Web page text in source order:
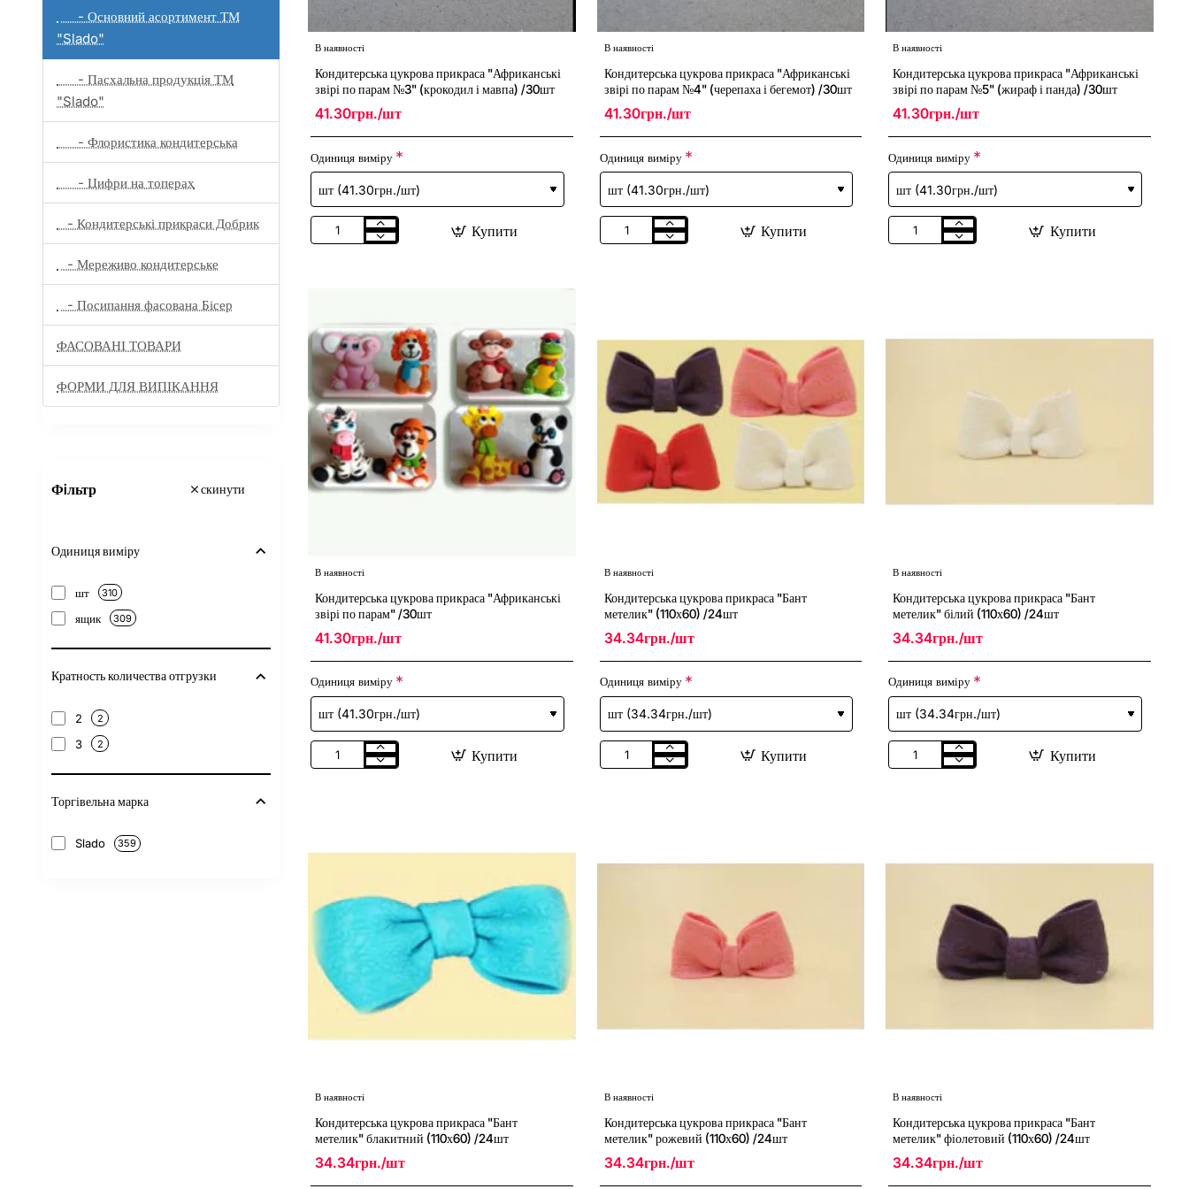
- Основний асортимент ТМ
"Slado"
- Пасхальна продукція ТМ
"Slado"
- Флористика кондитерська
- Цифри на топерах
- Кондитерські прикраси Добрик
- Мереживо кондитерське
- Посипання фасована Бісер
ФАСОВАНІ ТОВАРИ
ФОРМИ ДЛЯ ВИПІКАННЯ
Фiльтр скинути
Одиниця виміру
шт 310
ящик 309
Кратность количества отгрузки
2 2
3 2
Торгівельна марка
Slado 359
В наявності
Кондитерська цукрова прикраса "Африканські
звірі по парам №3" (крокодил і мавпа) /30шт
41.30грн./шт
Одиниця виміру
Кондитерська
№3"
(крокодил
мавпа)
/30шт
Купити
В наявності
Кондитерська цукрова прикраса "Африканські
звірі по парам №4" (черепаха і бегемот) /30шт
41.30грн./шт
Одиниця виміру
Кондитерська
(черепаха
бегемот)
/30шт
Купити
В наявності
Кондитерська цукрова прикраса "Африканські
звірі по парам №5" (жираф і панда) /30шт
41.30грн./шт
Одиниця виміру
Кондитерська
Купити
В наявності
Кондитерська цукрова прикраса "Африканські
звірі по парам" /30шт
41.30грн./шт
Одиниця виміру
Кондитерська
Купити
В наявності
Кондитерська цукрова прикраса "Бант
метелик" (110х60) /24шт
34.34грн./шт
Одиниця виміру
Кондитерська
Купити
В наявності
Кондитерська цукрова прикраса "Бант
метелик" білий (110х60) /24шт
34.34грн./шт
Одиниця виміру
Кондитерська
Купити
В наявності
Кондитерська цукрова прикраса "Бант
метелик" блакитний (110х60) /24шт
34.34грн./шт
В наявності
Кондитерська цукрова прикраса "Бант
метелик" рожевий (110х60) /24шт
34.34грн./шт
В наявності
Кондитерська цукрова прикраса "Бант
метелик" фіолетовий (110х60) /24шт
34.34грн./шт